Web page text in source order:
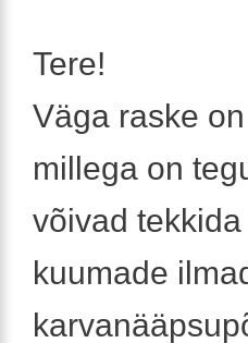
Tere!
Väga raske
millega on
võivad
kuumade